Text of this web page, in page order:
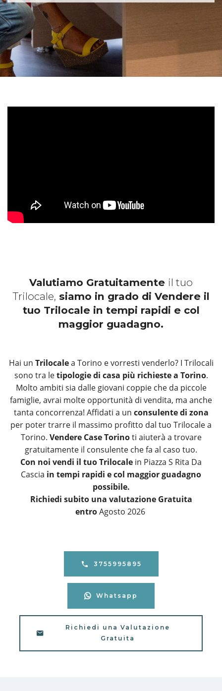
Valutiamo Gratuitamente il tuo
Trilocale, siamo in grado di Vendere il
tuo Trilocale in tempi rapidi e col
maggior guadagno.
Hai un Trilocalea Torino e vorresti venderlo? I Trilocali
sono tra letipologie di casa più richieste a Torino.
Molto ambiti sia dalle giovani coppie che da piccole
famiglie, avrai molte opportunità di vendita, ma anche
tanta concorrenza! Affidati a un consulente di zona
per poter trarre il massimo profitto dal tuo Trilocale a
Torino. Vendere Case Torinoti aiuterà a trovare
gratuitamente il consulente che fa al caso tuo.
Con noi vendi il tuo Trilocale in Piazza S Rita Da
Cascia in tempi rapidi e col maggior guadagno
possibile.
Richiedi subito una valutazione Gratuita
entroAgosto 2026
3755995895
Whatsapp
Richiedi una Valutazione
Gratuita